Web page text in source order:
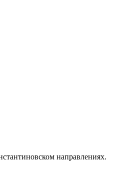
направлениях.